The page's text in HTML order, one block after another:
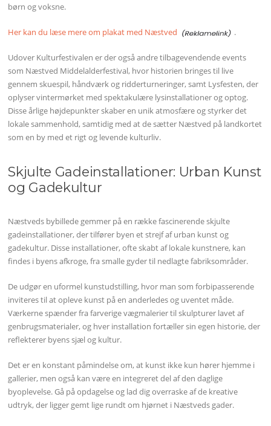
børn og voksne.
Her kan du læse mere om plakat med Næstved .
Udover Kulturfestivalen er der også andre tilbagevendende events
som Næstved Middelalderfestival, hvor historien bringes til live
gennem skuespil, håndværk og ridderturneringer, samt Lysfesten, der
oplyser vintermørket med spektakulære lysinstallationer og optog.
Disse årlige højdepunkter skaber en unik atmosfære og styrker det
lokale sammenhold, samtidig med at de sætter Næstved på landkortet
som en by med et rigt og levende kulturliv.
Skjulte Gadeinstallationer: Urban Kunst
og Gadekultur
Næstveds bybillede gemmer på en række fascinerende skjulte
gadeinstallationer, der tilfører byen et strejf af urban kunst og
gadekultur. Disse installationer, ofte skabt af lokale kunstnere, kan
findes i byens afkroge, fra smalle gyder til nedlagte fabriksområder.
De udgør en uformel kunstudstilling, hvor man som forbipasserende
inviteres til at opleve kunst på en anderledes og uventet måde.
Værkerne spænder fra farverige vægmalerier til skulpturer lavet af
genbrugsmaterialer, og hver installation fortæller sin egen historie, der
reflekterer byens sjæl og kultur.
Det er en konstant påmindelse om, at kunst ikke kun hører hjemme i
gallerier, men også kan være en integreret del af den daglige
byoplevelse. Gå på opdagelse og lad dig overraske af de kreative
udtryk, der ligger gemt lige rundt om hjørnet i Næstveds gader.